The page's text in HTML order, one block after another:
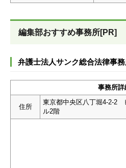
編集部おすすめ事務所[PR]
弁護士法人サンク総合法律事
事務所詳
住所
東京都中央区八丁堀4-2-2
ル2階